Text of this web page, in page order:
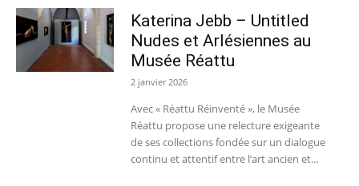
Katerina Jebb – Untitled
Nudes et Arlésiennes au
Musée Réattu
2 janvier 2026
Avec « Réattu Réinventé », le Musée
Réattu propose une relecture exigeante
de ses collections fondée sur un dialogue
continu et attentif entre l’art ancien et...